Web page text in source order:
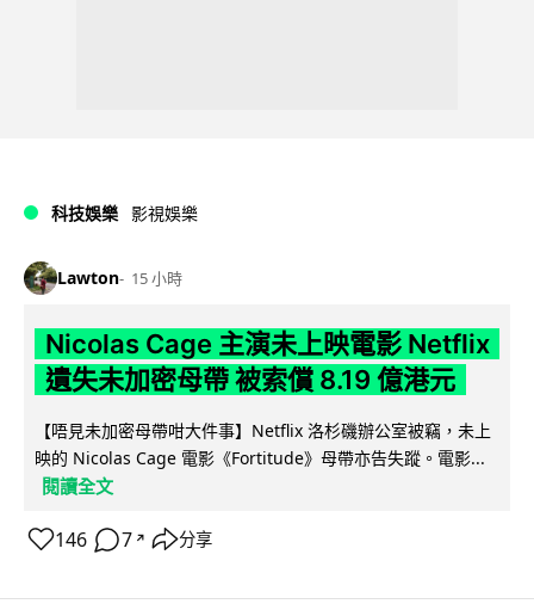
科技娛樂 影視娛樂
Lawton 15 小時
Nicolas Cage 主演未上映電影 Netflix
遺失未加密母帶 被索償 8.19 億港元
【唔見未加密母帶咁大件事】Netflix 洛杉磯辦公室被竊，未上
映的 Nicolas Cage 電影《Fortitude》母帶亦告失蹤。電影...
閱讀全文
146 7 ↗ 分享